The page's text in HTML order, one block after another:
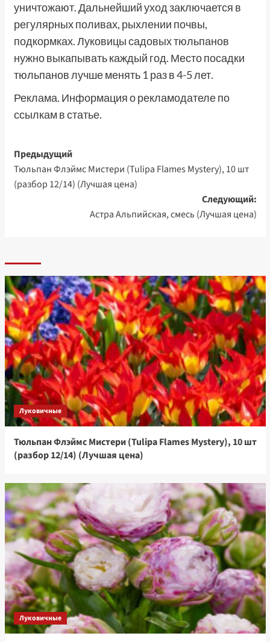
уничтожают. Дальнейший уход заключается в
регулярных поливах, рыхлении почвы,
подкормках. Луковицы садовых тюльпанов
нужно выкапывать каждый год. Место посадки
тюльпанов лучше менять 1 раз в 4-5 лет.
Реклама. Информация о рекламодателе по
ссылкам в статье.
Навигация
записи
Предыдущий
Тюльпан Флэймс Мистери (Tulipa Flames Mystery), 10 шт
(разбор 12/14) (Лучшая цена)
Следующий:
Астра Альпийская, смесь (Лучшая цена)
Луковичные
Тюльпан Флэймс Мистери (Tulipa Flames Mystery), 10 шт
(разбор 12/14) (Лучшая цена)
Луковичные